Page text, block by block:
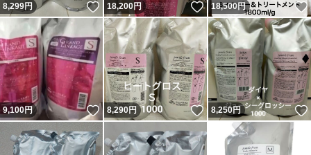
8,299円 いいね！
18,200円 いいね！
18,500円
9,100円 いいね！
8,290円 いいね！
8,250円